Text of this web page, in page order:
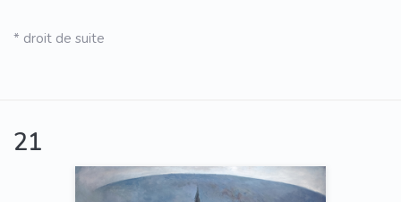
* droit de suite
21